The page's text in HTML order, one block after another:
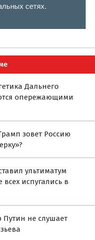
сетях.
Дальнего
опережающими
зовет Россию
ультиматум
испугались в
не слушает